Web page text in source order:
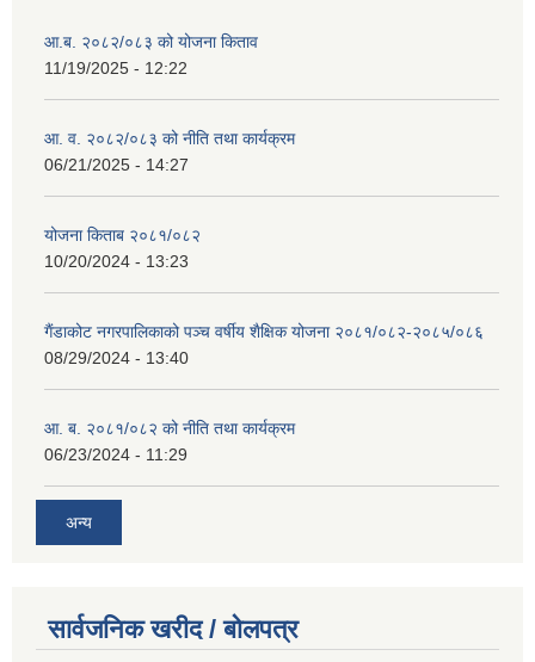
आ.ब. २०८२/०८३ को योजना किताव
11/19/2025 - 12:22
आ. व. २०८२/०८३ को नीति तथा कार्यक्रम
06/21/2025 - 14:27
योजना किताब २०८१/०८२
10/20/2024 - 13:23
गैंडाकोट नगरपालिकाको पञ्च वर्षीय शैक्षिक योजना २०८१/०८२-२०८५/०८६
08/29/2024 - 13:40
आ. ब. २०८१/०८२ को नीति तथा कार्यक्रम
06/23/2024 - 11:29
अन्य
सार्वजनिक खरीद / बोलपत्र